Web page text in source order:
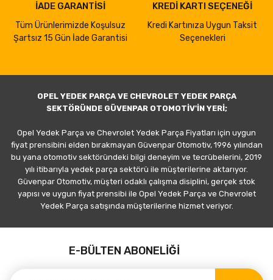
İADE GARANTİSİ
Tüm Ürünlerimizde Koşulsuz
Şartsız 15 Gün İade Garantisi
KREDİ KARTI SEÇENEĞİ
Kredi Kartınıza Uygun Taksit
Seçenekleri
OPEL YEDEK PARÇA VE CHEVROLET YEDEK PARÇA
SEKTÖRÜNDE GÜVENPAR OTOMOTİV'İN YERİ;
Opel Yedek Parça ve Chevrolet Yedek Parça Fiyatları için uygun
fiyat prensibini elden bırakmayan Güvenpar Otomotiv, 1996 yılından
bu yana otomotiv sektöründeki bilgi deneyim ve tecrübelerini, 2019
yılı itibarıyla yedek parça sektörü ile müşterilerine aktarıyor.
Güvenpar Otomotiv, müşteri odaklı çalışma disiplini, gerçek stok
yapısı ve uygun fiyat prensibi ile Opel Yedek Parça ve Chevrolet
Yedek Parça satışında müşterilerine hizmet veriyor.
E-BÜLTEN ABONELİĞİ